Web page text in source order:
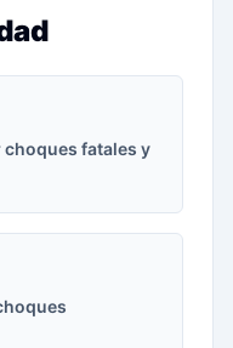
choques fatales y